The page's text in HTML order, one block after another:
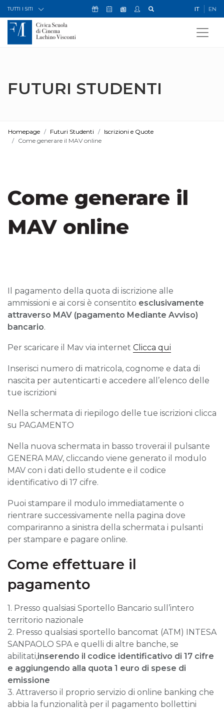
Skip to Content
TUTTI I SITI Icona Sostienici
Icona Calendario Eventi
Icona Newsletter
Icona My Civica IT EN
FUTURI STUDENTI
Homepage Futuri Studenti
Iscrizioni e Quote
Come generare il MAV online
Come generare il
MAV online
Il pagamento della quota di iscrizione alle
ammissioni e ai corsi è consentito esclusivamente
attraverso MAV (pagamento Mediante Avviso)
bancario.
Per scaricare il Mav via internet Clicca qui
Inserisci numero di matricola, cognome e data di
nascita per autenticarti e accedere all’elenco delle
tue iscrizioni
Nella schermata di riepilogo delle tue iscrizioni clicca
su PAGAMENTO
Nella nuova schermata in basso troverai il pulsante
GENERA MAV, cliccando viene generato il modulo
MAV con i dati dello studente e il codice
identificativo di 17 cifre.
Puoi stampare il modulo immediatamente o
rientrare successivamente nella pagina dove
compariranno a sinistra della schermata i pulsanti
per stampare e pagare online.
Come effettuare il
pagamento
1. Presso qualsiasi Sportello Bancario sull’intero
territorio nazionale
2. Presso qualsiasi sportello bancomat (ATM) INTESA
SANPAOLO SPA e quelli di altre banche, se
abilitati,inserendo il codice identificativo di 17 cifre
e aggiungendo alla quota 1 euro di spese di
emissione
3. Attraverso il proprio servizio di online banking che
abbia la funzionalità per il pagamento bollettini